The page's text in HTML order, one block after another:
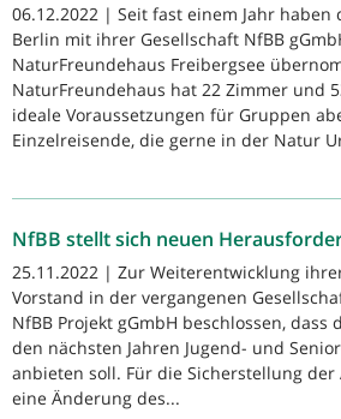
06.12.2022 | Seit fast einem Jahr haben
Berlin mit ihrer Gesellschaft NfBB
NaturFreundehaus Freibergsee
NaturFreundehaus hat 22 Zimmer und
ideale Voraussetzungen für Gruppen
Einzelreisende, die gerne in der Natur
NfBB stellt sich neuen
25.11.2022 | Zur Weiterentwicklung
Vorstand in der vergangenen
NfBB Projekt gGmbH beschlossen, dass
den nächsten Jahren Jugend- und
anbieten soll. Für die Sicherstellung
eine Änderung des...